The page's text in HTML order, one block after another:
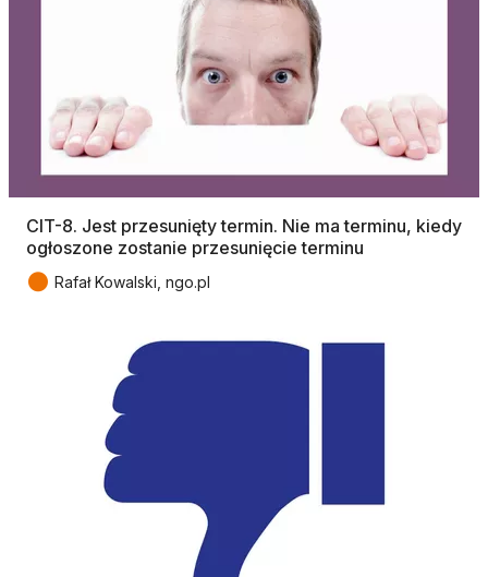
CIT-8. Jest przesunięty termin. Nie ma terminu, kiedy
ogłoszone zostanie przesunięcie terminu
● Rafał Kowalski, ngo.pl